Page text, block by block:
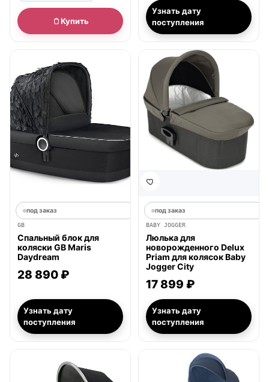
Купить
Узнать дату
поступления
под заказ
GB
Спальный блок для
коляски GB Maris
Daydream
28 890 ₽
Узнать дату
поступления
под заказ
BABY JOGGER
Люлька для
новорожденного Delux
Priam для колясок Baby
Jogger City
17 899 ₽
Узнать дату
поступления